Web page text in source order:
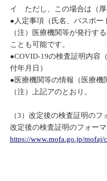
イ ただし、この場合は（厚
●人定事項（氏名、パスポー
（注）医療機関等が発行す
ことも可能です。
●COVID-19の検査証明内容
付年月日）
●医療機関等の情報（医療機
（注）上記アのとおり。
（3）改定後の検査証明のフ
改定後の検査証明のフォー
https://www.mofa.go.jp/mofaj/